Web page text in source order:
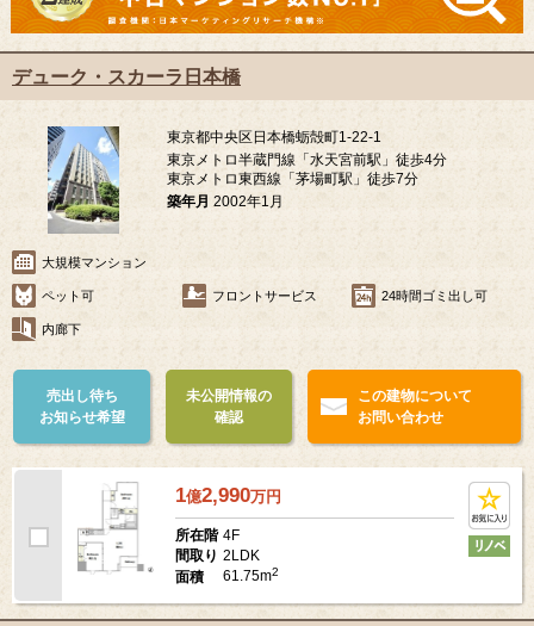
デューク・スカーラ日本橋
東京都中央区日本橋蛎殻町1-22-1
東京メトロ半蔵門線「水天宮前駅」徒歩4分
東京メトロ東西線「茅場町駅」徒歩7分
築年月 2002年1月
大規模マンション
ペット可 フロントサービス 24時間ゴミ出し可
内廊下
売出し待ち
お知らせ希望
未公開情報の
確認
この建物について
お問い合わせ
1億2,990万円
所在階 4F
間取り 2LDK
面積
61.75m2